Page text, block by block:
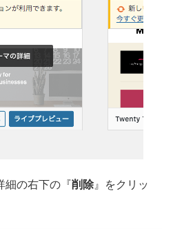
細の右下の『削除』をクリッ